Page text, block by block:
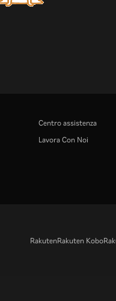
Centro assistenza
Lavora Con Noi
RakutenRakuten Kobo